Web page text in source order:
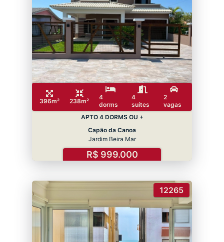
396m² 238m²
4
dorms
4
suítes
2
vagas
APTO 4 DORMS OU +
Capão da Canoa
Jardim Beira Mar
R$ 999.000
12265